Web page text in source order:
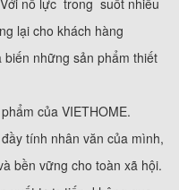
lại cho khách hàng
những sản phẩm thiết
của VIETHOME.
tính nhân văn của mình,
bền vững cho toàn xã hội.